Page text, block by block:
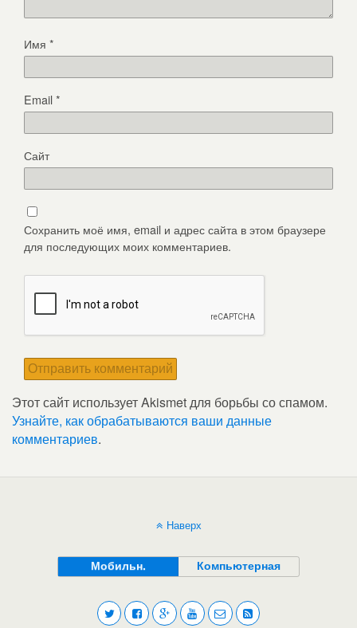
Имя *
Email*
Сайт
Сохранить моё имя, email и адрес сайта в этом браузере
для последующих моих комментариев.
Этот сайт использует Akismet для борьбы со спамом.
Узнайте, как обрабатываются ваши данные
комментариев.
Наверх
Мобильн. Компьютерная